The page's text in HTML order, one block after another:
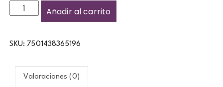
Añadir al carrito
SKU: 7501438365196
Valoraciones (0)